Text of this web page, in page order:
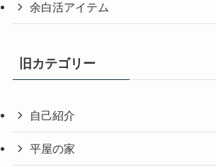
余白活アイテム
旧カテゴリー
自己紹介
平屋の家